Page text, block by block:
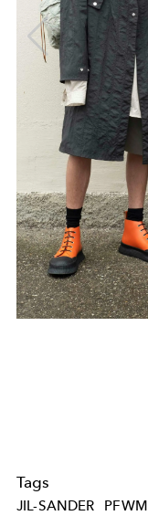
Tags
JIL-SANDER PFWM